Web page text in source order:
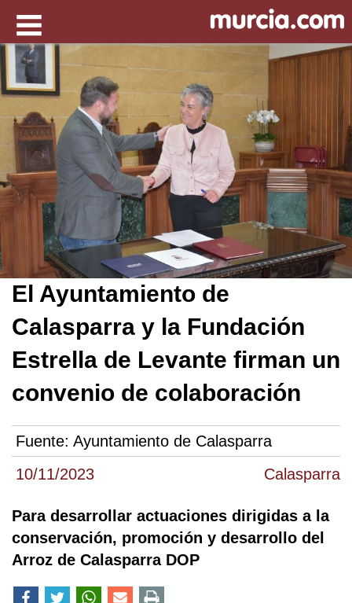
10/11/2023 Calasparra
El Ayuntamiento de
Calasparra y la Fundación
Estrella de Levante firman un
convenio de colaboración
Fuente: Ayuntamiento de Calasparra
Para desarrollar actuaciones dirigidas a la
conservación, promoción y desarrollo del
Arroz de Calasparra DOP